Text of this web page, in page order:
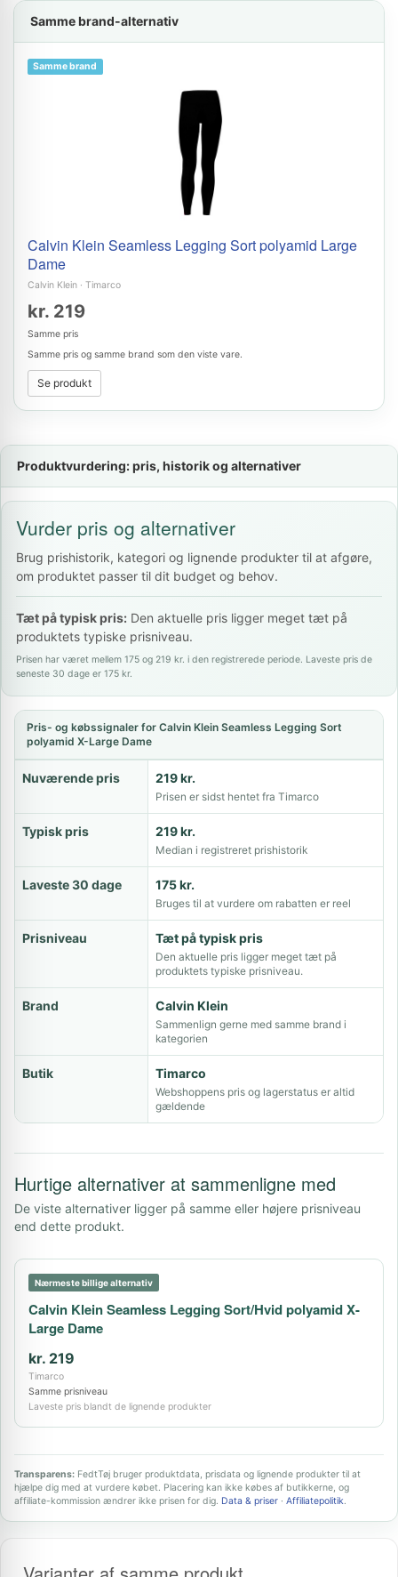
Samme brand-alternativ
Samme brand
Calvin Klein Seamless Legging Sort polyamid Large
Dame
Calvin Klein · Timarco
kr. 219
Samme pris
Samme pris og samme brand som den viste vare.
Se produkt
Produktvurdering: pris, historik og alternativer
Vurder pris og alternativer
Brug prishistorik, kategori og lignende produkter til at afgøre,
om produktet passer til dit budget og behov.
Tæt på typisk pris: Den aktuelle pris ligger meget tæt på
produktets typiske prisniveau.
Prisen har været mellem 175 og 219 kr. i den registrerede periode. Laveste pris de
seneste 30 dage er 175 kr.
Pris- og købssignaler for Calvin Klein Seamless Legging Sort
polyamid X-Large Dame
Nuværende pris 219 kr.
Prisen er sidst hentet fra Timarco
Typisk pris 219 kr.
Median i registreret prishistorik
Laveste 30 dage 175 kr.
Bruges til at vurdere om rabatten er reel
Prisniveau Tæt på typisk pris
Den aktuelle pris ligger meget tæt på
produktets typiske prisniveau.
Brand Calvin Klein
Sammenlign gerne med samme brand i
kategorien
Butik Timarco
Webshoppens pris og lagerstatus er altid
gældende
Hurtige alternativer at sammenligne med
De viste alternativer ligger på samme eller højere prisniveau
end dette produkt.
Nærmeste billige alternativ
Calvin Klein Seamless Legging Sort/Hvid polyamid X-
Large Dame
kr. 219
Timarco
Samme prisniveau
Laveste pris blandt de lignende produkter
Transparens: FedtTøj bruger produktdata, prisdata og lignende produkter til at
hjælpe dig med at vurdere købet. Placering kan ikke købes af butikkerne, og
affiliate-kommission ændrer ikke prisen for dig. Data & priser · Affiliatepolitik.